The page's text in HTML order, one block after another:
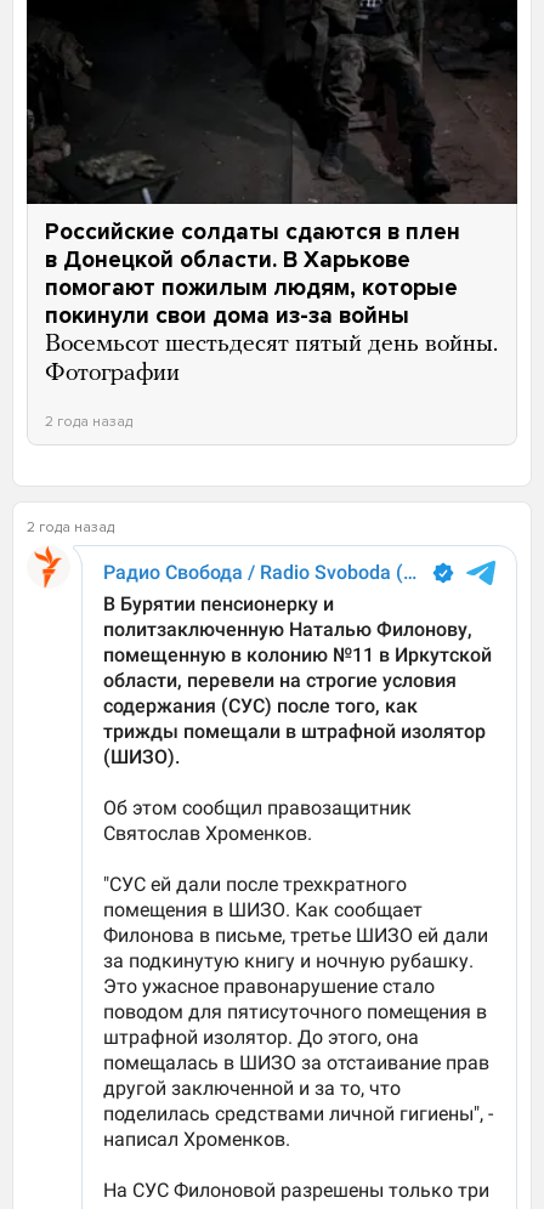
Российские солдаты сдаются в плен
в Донецкой области. В Харькове
помогают пожилым людям, которые
покинули свои дома из-за войны
Восемьсот шестьдесят пятый день войны.
Фотографии
2 года назад
2 года назад